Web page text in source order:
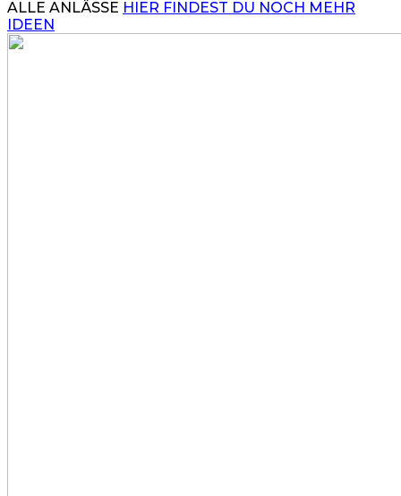
ALLE ANLÄSSE HIER FINDEST DU NOCH MEHR
IDEEN